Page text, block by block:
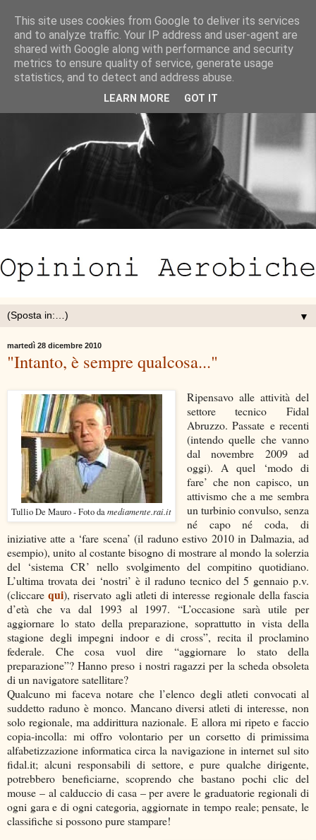
▼
martedì 28 dicembre 2010
"Intanto, è sempre qualcosa..."
Tullio De Mauro - Foto damediamente.rai.it
Ripensavo alle attività del
settore tecnico Fidal
Abruzzo. Passate e recenti
(intendo quelle che vanno
dal novembre 2009 ad
oggi). A quel ‘modo di
fare’ che non capisco, un
attivismo che a me sembra
un turbinio convulso, senza
né capo né coda, di
iniziative atte a ‘fare scena’ (il raduno estivo 2010 in Dalmazia, ad
esempio), unito al costante bisogno di mostrare al mondo la solerzia
del ‘sistema CR’ nello svolgimento del compitino quotidiano.
L’ultima trovata dei ‘nostri’ è il raduno tecnico del 5 gennaio p.v.
(cliccarequi), riservato agli atleti di interesse regionale della fascia
d’età che va dal 1993 al 1997. “L’occasione sarà utile per
aggiornare lo stato della preparazione, soprattutto in vista della
stagione degli impegni indoor e di cross”, recita il proclamino
federale. Che cosa vuol dire “aggiornare lo stato della
preparazione”? Hanno preso i nostri ragazzi per la scheda obsoleta
di un navigatore satellitare?
Qualcuno mi faceva notare che l’elenco degli atleti convocati al
suddetto raduno è monco. Mancano diversi atleti di interesse, non
solo regionale, ma addirittura nazionale. E allora mi ripeto e faccio
copia-incolla: mi offro volontario per un corsetto di primissima
alfabetizzazione informatica circa la navigazione in internet sul sito
fidal.it; alcuni responsabili di settore, e pure qualche dirigente,
potrebbero beneficiarne, scoprendo che bastano pochi clic del
mouse – al calduccio di casa – per avere le graduatorie regionali di
ogni gara e di ogni categoria, aggiornate in tempo reale; pensate, le
classifiche si possono pure stampare!
This site uses cookies from Google to deliver its services
and to analyze traffic. Your IP address and user-agent are
shared with Google along with performance and security
metrics to ensure quality of service, generate usage
statistics, and to detect and address abuse.
LEARN MORE GOT IT